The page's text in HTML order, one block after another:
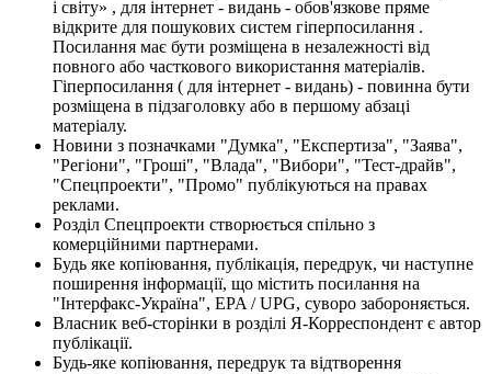
і світу» , для інтернет - видань - обов'язкове пряме
відкрите для пошукових систем гіперпосилання .
Посилання має бути розміщена в незалежності від
повного або часткового використання матеріалів.
Гіперпосилання ( для інтернет - видань) - повинна бути
розміщена в підзаголовку або в першому абзаці
матеріалу.
Новини з позначками "Думка", "Експертиза", "Заява",
"Регіони", "Гроші", "Влада", "Вибори", "Тест-драйв",
"Спецпроекти", "Промо" публікуються на правах
реклами.
Розділ Спецпроекти створюється спільно з
комерційними партнерами.
Будь яке копіювання, публікація, передрук, чи наступне
поширення інформації, що містить посилання на
"Інтерфакс-Україна", EPA / UPG, суворо забороняється.
Власник веб-сторінки в розділі Я-Корреспондент є автор
публікації.
Будь-яке копіювання, передрук та відтворення